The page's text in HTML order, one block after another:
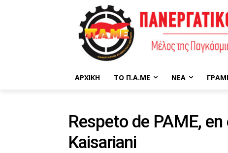
ΑΡΧΙΚΉ ΤΟ Π.Α.ΜΕ ΝΈΑ
Respeto de PAME,
Kaisariani